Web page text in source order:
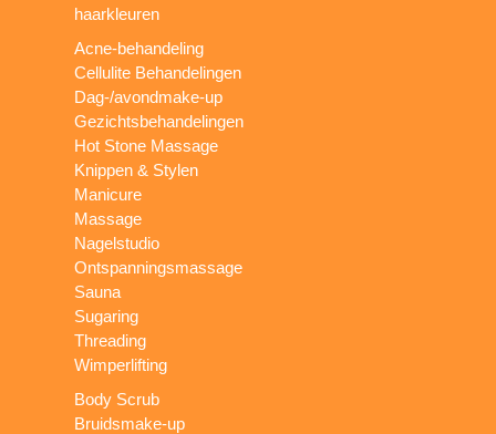
haarkleuren
Acne-behandeling
Cellulite Behandelingen
Dag-/avondmake-up
Gezichtsbehandelingen
Hot Stone Massage
Knippen & Stylen
Manicure
Massage
Nagelstudio
Ontspanningsmassage
Sauna
Sugaring
Threading
Wimperlifting
Body Scrub
Bruidsmake-up